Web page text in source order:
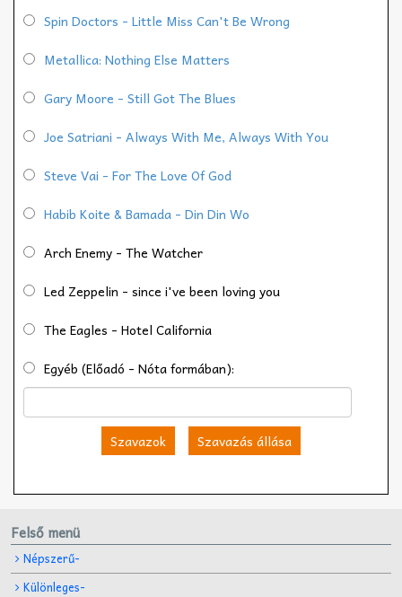
Spin Doctors - Little Miss Can't Be Wrong
Metallica: Nothing Else Matters
Gary Moore - Still Got The Blues
Joe Satriani - Always With Me, Always With You
Steve Vai - For The Love Of God
Habib Koite & Bamada - Din Din Wo
Arch Enemy - The Watcher
Led Zeppelin - since i've been loving you
The Eagles - Hotel California
Egyéb (Előadó - Nóta formában):
Szavazok Szavazás állása
Felső menü
Népszerű-
Különleges-